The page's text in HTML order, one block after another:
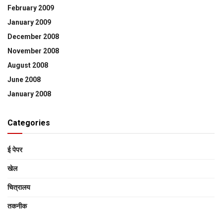
February 2009
January 2009
December 2008
November 2008
August 2008
June 2008
January 2008
Categories
ई पेपर
खेल
चित्रालय
तकनीक